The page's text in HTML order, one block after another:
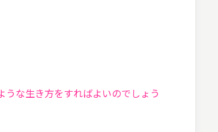
うな生き方をすればよいのでしょう